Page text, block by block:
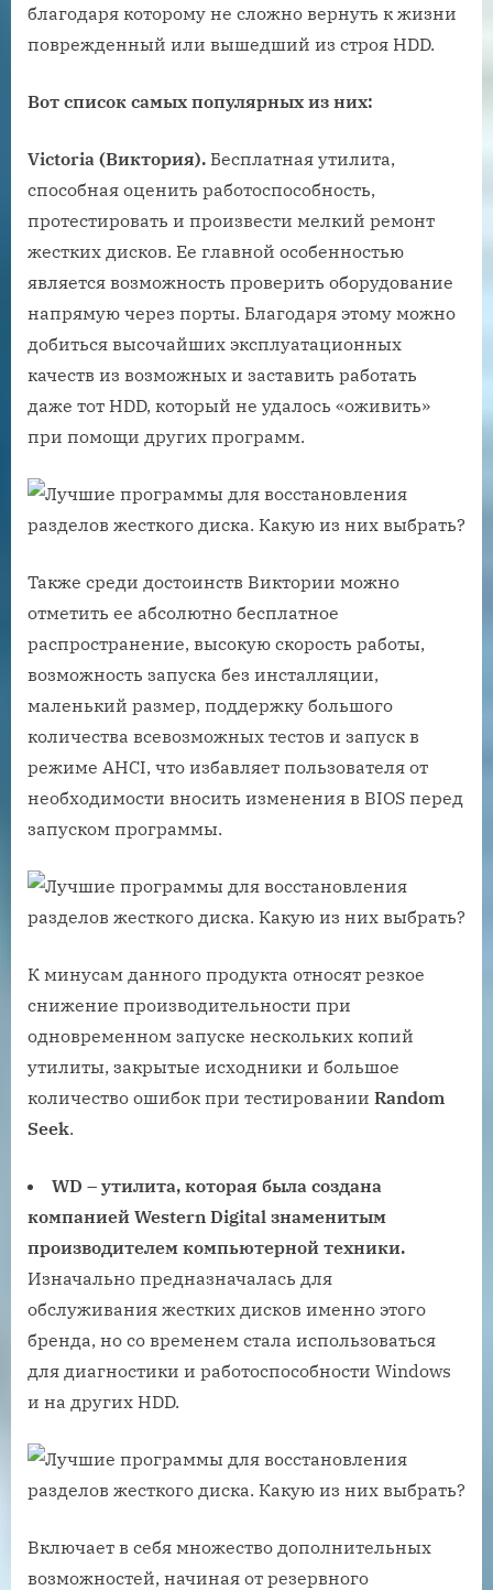
благодаря которому не сложно вернуть к жизни
поврежденный или вышедший из строя HDD.
Вот список самых популярных из них:
Victoria (Виктория). Бесплатная утилита,
способная оценить работоспособность,
протестировать и произвести мелкий ремонт
жестких дисков. Ее главной особенностью
является возможность проверить оборудование
напрямую через порты. Благодаря этому можно
добиться высочайших эксплуатационных
качеств из возможных и заставить работать
даже тот HDD, который не удалось «оживить»
при помощи других программ.
Также среди достоинств Виктории можно
отметить ее абсолютно бесплатное
распространение, высокую скорость работы,
возможность запуска без инсталляции,
маленький размер, поддержку большого
количества всевозможных тестов и запуск в
режиме AHCI, что избавляет пользователя от
необходимости вносить изменения в BIOS перед
запуском программы.
К минусам данного продукта относят резкое
снижение производительности при
одновременном запуске нескольких копий
утилиты, закрытые исходники и большое
количество ошибок при тестировании Random
Seek.
WD – утилита, которая была создана
компанией Western Digital знаменитым
производителем компьютерной техники.
Изначально предназначалась для
обслуживания жестких дисков именно этого
бренда, но со временем стала использоваться
для диагностики и работоспособности Windows
и на других HDD.
Включает в себя множество дополнительных
возможностей, начиная от резервного